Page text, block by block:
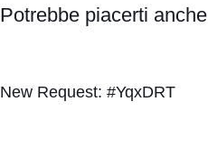
Potrebbe piacerti anche
New Request: #YqxDRT